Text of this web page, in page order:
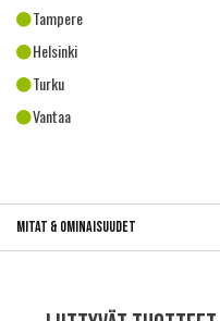
Tampere
Helsinki
Turku
Vantaa
Mitat & ominaisuudet